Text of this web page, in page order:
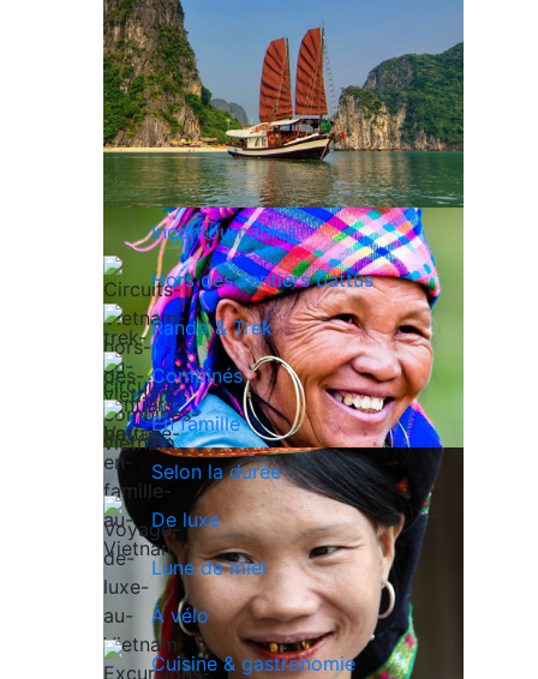
Incontournables
Hors des sentiers battus
Rando & Trek
Combinés
En famille
Selon la durée
De luxe
Lune de miel
À vélo
Cuisine & gastronomie